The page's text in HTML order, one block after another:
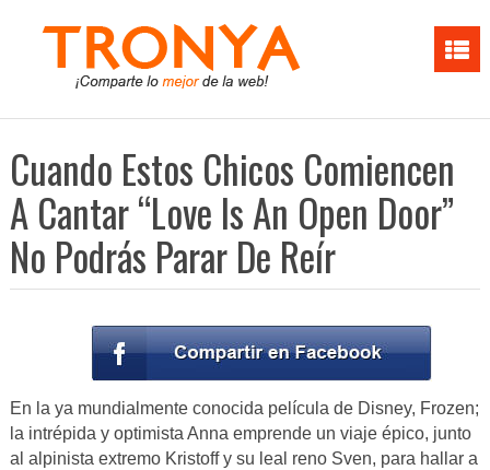
Cuando Estos Chicos Comiencen
A Cantar “Love Is An Open Door”
No Podrás Parar De Reír
En la ya mundialmente conocida película de Disney, Frozen;
la intrépida y optimista Anna emprende un viaje épico, junto
al alpinista extremo Kristoff y su leal reno Sven, para hallar a